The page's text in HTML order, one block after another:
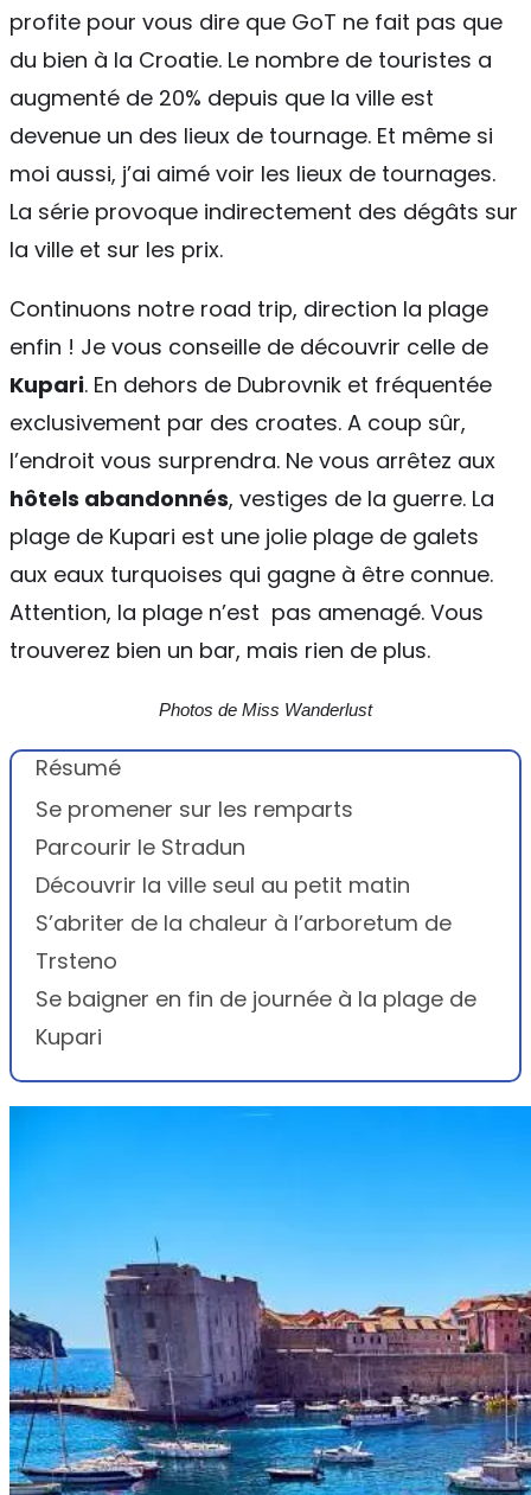
profite pour vous dire que GoT ne fait pas que
du bien à la Croatie. Le nombre de touristes a
augmenté de 20% depuis que la ville est
devenue un des lieux de tournage. Et même si
moi aussi, j’ai aimé voir les lieux de tournages.
La série provoque indirectement des dégâts sur
la ville et sur les prix.
Continuons notre road trip, direction la plage
enfin ! Je vous conseille de découvrir celle de
Kupari. En dehors de Dubrovnik et fréquentée
exclusivement par des croates. A coup sûr,
l’endroit vous surprendra. Ne vous arrêtez aux
hôtels abandonnés, vestiges de la guerre. La
plage de Kupari est une jolie plage de galets
aux eaux turquoises qui gagne à être connue.
Attention, la plage n’est pas amenagé. Vous
trouverez bien un bar, mais rien de plus.
Photos de Miss Wanderlust
Résumé
Se promener sur les remparts
Parcourir le Stradun
Découvrir la ville seul au petit matin
S’abriter de la chaleur à l’arboretum de
Trsteno
Se baigner en fin de journée à la plage de
Kupari